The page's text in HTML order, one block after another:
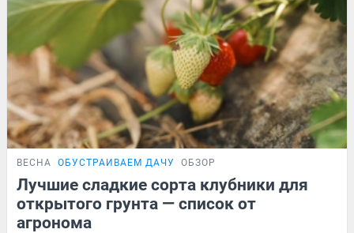
ВЕСНА ОБУСТРАИВАЕМ ДАЧУ ОБЗОР
Лучшие сладкие сорта клубники для
открытого грунта — список от
агронома